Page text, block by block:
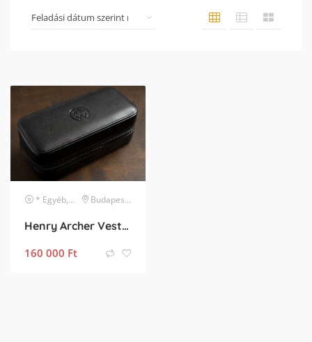
* Egyéb, listában nem szereplő márka Budapest XVII. kerület
Henry Archer Vesterhav 38 Skyglint – Újszerű, 2028 Feb
160 000 Ft